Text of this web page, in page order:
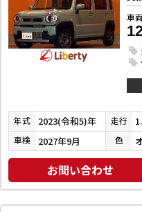
車
年式 2023(令和5)年 走行
車検 2027年9月 色
お問い合わせ